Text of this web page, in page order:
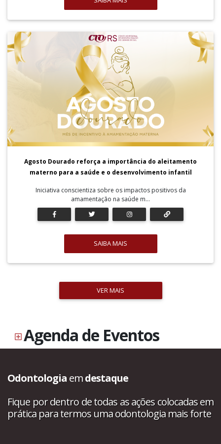
Agosto Dourado reforça a importância do aleitamento
materno para a saúde e o desenvolvimento infantil
Iniciativa conscientiza sobre os impactos positivos da
amamentação na saúde m...
SAIBA MAIS
VER MAIS
Agenda de Eventos
Odontologia emdestaque
Fique por dentro de todas as ações colocadas em
prática para termos uma odontologia mais forte